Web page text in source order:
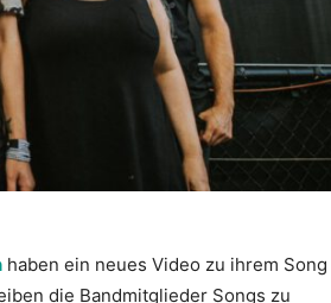
haben ein neues Video zu ihrem Song
die Bandmitglieder Songs zu